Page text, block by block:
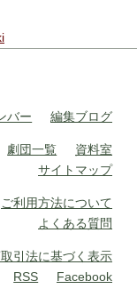
バー 編集ブログ
劇団一覧
資料室
サイトマップ
ご利用方法について
よくある質問
引法に基づく表示
RSS
Facebook